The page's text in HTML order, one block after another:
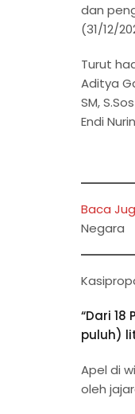
dan
(31/12/
Turut
Aditya
SM,
Endi
Baca
Negara
“Dari
puluh)
Apel di
oleh